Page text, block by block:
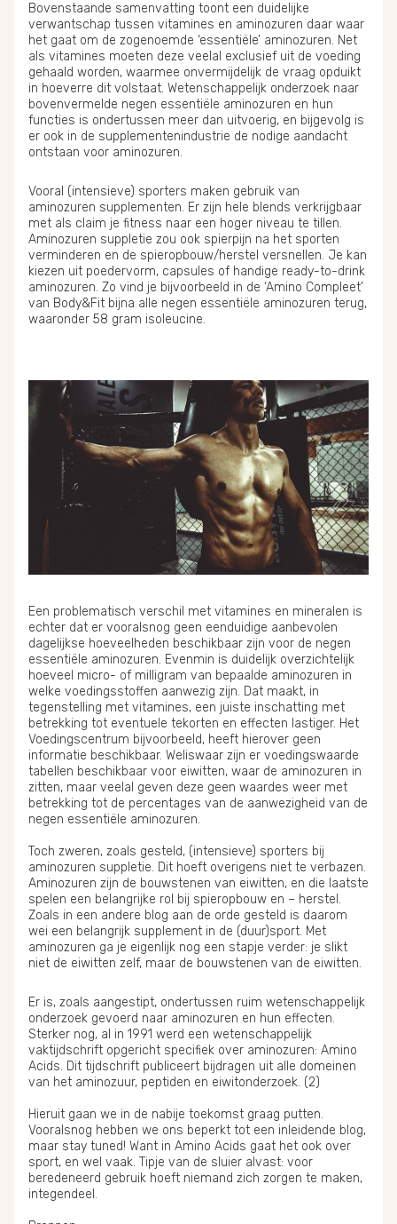
Bovenstaande samenvatting toont een duidelijke
verwantschap tussen vitamines en aminozuren daar waar
het gaat om de zogenoemde ‘essentiële’ aminozuren. Net
als vitamines moeten deze veelal exclusief uit de voeding
gehaald worden, waarmee onvermijdelijk de vraag opduikt
in hoeverre dit volstaat. Wetenschappelijk onderzoek naar
bovenvermelde negen essentiële aminozuren en hun
functies is ondertussen meer dan uitvoerig, en bijgevolg is
er ook in de supplementenindustrie de nodige aandacht
ontstaan voor aminozuren.
Vooral (intensieve) sporters maken gebruik van
aminozuren supplementen. Er zijn hele blends verkrijgbaar
met als claim je fitness naar een hoger niveau te tillen.
Aminozuren suppletie zou ook spierpijn na het sporten
verminderen en de spieropbouw/herstel versnellen. Je kan
kiezen uit poedervorm, capsules of handige ready-to-drink
aminozuren. Zo vind je bijvoorbeeld in de ‘Amino Compleet’
van Body&Fit bijna alle negen essentiële aminozuren terug,
waaronder 58 gram isoleucine.
Een problematisch verschil met vitamines en mineralen is
echter dat er vooralsnog geen eenduidige aanbevolen
dagelijkse hoeveelheden beschikbaar zijn voor de negen
essentiële aminozuren. Evenmin is duidelijk overzichtelijk
hoeveel micro- of milligram van bepaalde aminozuren in
welke voedingsstoffen aanwezig zijn. Dat maakt, in
tegenstelling met vitamines, een juiste inschatting met
betrekking tot eventuele tekorten en effecten lastiger. Het
Voedingscentrum bijvoorbeeld, heeft hierover geen
informatie beschikbaar. Weliswaar zijn er voedingswaarde
tabellen beschikbaar voor eiwitten, waar de aminozuren in
zitten, maar veelal geven deze geen waardes weer met
betrekking tot de percentages van de aanwezigheid van de
negen essentiële aminozuren.
Toch zweren, zoals gesteld, (intensieve) sporters bij
aminozuren suppletie. Dit hoeft overigens niet te verbazen.
Aminozuren zijn de bouwstenen van eiwitten, en die laatste
spelen een belangrijke rol bij spieropbouw en – herstel.
Zoals in een andere blog aan de orde gesteld is daarom
wei een belangrijk supplement in de (duur)sport. Met
aminozuren ga je eigenlijk nog een stapje verder: je slikt
niet de eiwitten zelf, maar de bouwstenen van de eiwitten.
Er is, zoals aangestipt, ondertussen ruim wetenschappelijk
onderzoek gevoerd naar aminozuren en hun effecten.
Sterker nog, al in 1991 werd een wetenschappelijk
vaktijdschrift opgericht specifiek over aminozuren: Amino
Acids. Dit tijdschrift publiceert bijdragen uit alle domeinen
van het aminozuur, peptiden en eiwitonderzoek. (2)
Hieruit gaan we in de nabije toekomst graag putten.
Vooralsnog hebben we ons beperkt tot een inleidende blog,
maar stay tuned! Want in Amino Acids gaat het ook over
sport, en wel vaak. Tipje van de sluier alvast: voor
beredeneerd gebruik hoeft niemand zich zorgen te maken,
integendeel.